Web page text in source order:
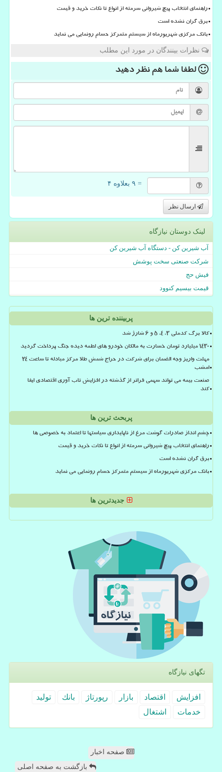
راهنمای انتخاب پیچ شیروانی سرمته از انواع تا نکات خرید و قیمت
برق گران نشده است
بانک مرکزی شهریورماه از سیستم متمرکز حسام رونمایی می نماید
نظرات بینندگان در مورد این مطلب
لطفا شما همنظر دهید
= ۹ بعلاوه ۴
ارسال نظر
لینک دوستان نیازگاه
آب شیرین کن - دستگاه آب شیرین کن
شرکت صنعتی سخت پوشش
فیش حج
قیمت بیسیم کنوود
پربیننده ترین ها
کالا برگ کدملی 3، 4، 5 و 6 شارژ شد
۱۴۳۰ میلیارد تومان خسارت به مالکان خودرو های لطمه دیده جنگ پرداخت گردید
مهلت واریز وجه الضمان برای شرکت در حراج شمش طلا مرکز مبادله تا ساعت ۲۴
امشب
صنعت بیمه می تواند سهمی فراتر از گذشته در افزایش تاب آوری اقتصادی ایفا
کند
پربحث ترین ها
چشم انداز صادرات گوشت مرغ از ناپایداری سیاستها تا اعتماد به خصوصی ها
راهنمای انتخاب پیچ شیروانی سرمته از انواع تا نکات خرید و قیمت
برق گران نشده است
بانک مرکزی شهریورماه از سیستم متمرکز حسام رونمایی می نماید
جدیدترین ها
تگهای نیازگاه
افزایش اقتصاد بازار رپورتاژ بانك
تولید
خدمات
اشتغال
صفحه اخبار
بازگشت به صفحه اصلی